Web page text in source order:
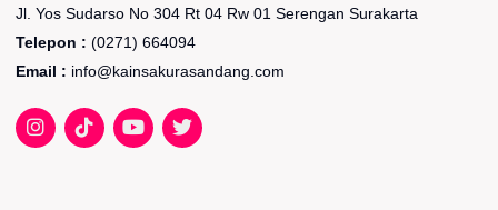
Jl. Yos Sudarso No 304 Rt 04 Rw 01 Serengan Surakarta
Telepon : (0271) 664094
Email : info@kainsakurasandang.com